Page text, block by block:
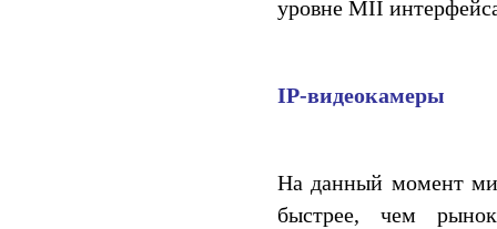
уровне MII
IP-видеокамеры
На данный момент
быстрее, чем